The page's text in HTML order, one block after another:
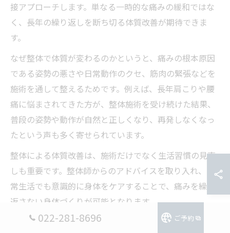
接アプローチします。単なる一時的な痛みの緩和ではな
く、長年の繰り返しを断ち切る体質改善が期待できま
す。
なぜ整体で体質が変わるのかというと、痛みの根本原因
である姿勢の悪さや日常動作のクセ、筋肉の緊張などを
施術を通して整えるためです。例えば、長年肩こりや腰
痛に悩まされてきた方が、整体施術を受け続けた結果、
普段の姿勢や動作が自然と正しくなり、再発しなくなっ
たという声も多く寄せられています。
整体による体質改善は、施術だけでなく生活習慣の見直
しも重要です。整体師からのアドバイスを取り入れ、日
常生活でも意識的に身体をケアすることで、痛みを繰り
返さない身体づくりが可能となります。
022-281-8696 ご予約